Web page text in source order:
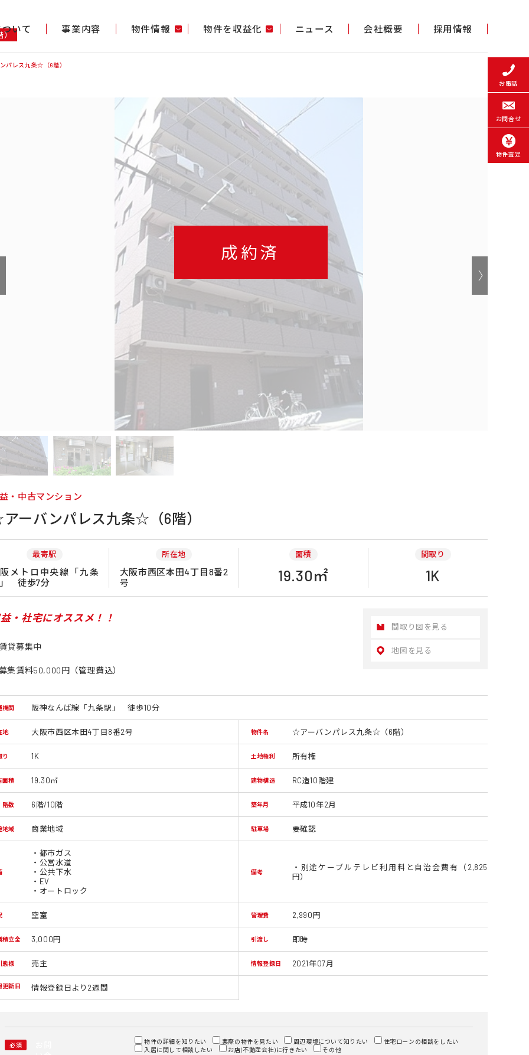
いて 事業内容 物件情報 物件を収益化 ニュース 会社概要 採用情報
お電話
お問合せ
物件査定
パレス九条☆（6階）
成約済
・中古マンション
ーバンパレス九条☆（6階）
最寄駅
メトロ中央線「九条
徒歩7分
所在地
大阪市西区本田4丁目8番2
号
面積
19.30㎡
間取り
1K
・社宅にオススメ！！
貸募集中
集賃料50,000円（管理費込）
間取り図を見る
地図を見る
機関 阪神なんば線「九条駅」 徒歩10分
地 大阪市西区本田4丁目8番2号 物件名 ☆アーバンパレス九条☆（6階）
り 1K 土地権利 所有権
面積 19.30㎡ 建物構造 RC造10階建
階数 6階/10階 築年月 平成10年2月
地域 商業地域 駐車場 要確認
・都市ガス
・公営水道
・公共下水
・EV
・オートロック
備考
・別途ケーブルテレビ利用料と自治会費有（2,825
円）
空室 管理費 2,990円
積立金 3,000円 引渡し 即時
態様 売主 情報登録日 2021年07月
更新日 情報登録日より2週間
必須 物件の詳細を知りたい 実際の物件を見たい 周辺環境について知りたい
住宅ローンの相談をしたい
入居に関して相談したい
お店(不動産会社)に行きたい その他